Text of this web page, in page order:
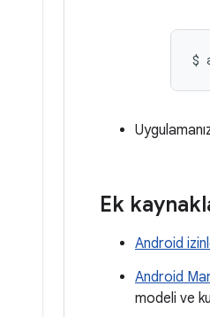
$
Ek
Android
Android
modeli ve